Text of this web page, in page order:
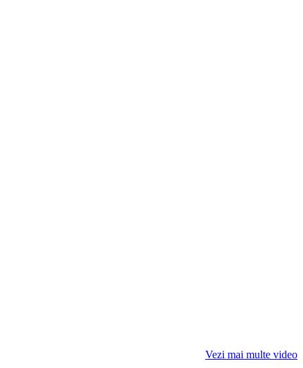
Vezi mai multe video